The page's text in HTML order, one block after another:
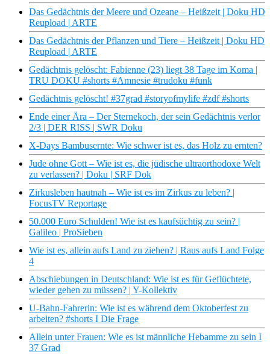
Das Gedächtnis der Meere und Ozeane – Heißzeit | Doku HD
Reupload | ARTE
Das Gedächtnis der Pflanzen und Tiere – Heißzeit | Doku HD
Reupload | ARTE
Gedächtnis gelöscht: Fabienne (23) liegt 38 Tage im Koma |
TRU DOKU #shorts #Amnesie #trudoku #funk
Gedächtnis gelöscht! #37grad #storyofmylife #zdf #shorts
Ende einer Ära – Der Sternekoch, der sein Gedächtnis verlor
2/3 | DER RISS | SWR Doku
X-Days Bambusernte: Wie schwer ist es, das Holz zu ernten?
Jude ohne Gott – Wie ist es, die jüdische ultraorthodoxe Welt
zu verlassen? | Doku | SRF Dok
Zirkusleben hautnah – Wie ist es im Zirkus zu leben? |
FocusTV Reportage
50.000 Euro Schulden! Wie ist es kaufsüchtig zu sein? |
Galileo | ProSieben
Wie ist es, allein aufs Land zu ziehen? | Raus aufs Land Folge
4
Abschiebungen in Deutschland: Wie ist es für Geflüchtete,
wieder gehen zu müssen? | Y-Kollektiv
U-Bahn-Fahrerin: Wie ist es während dem Oktoberfest zu
arbeiten? #shorts I Die Frage
Allein unter Frauen: Wie es ist männliche Hebamme zu sein I
37 Grad